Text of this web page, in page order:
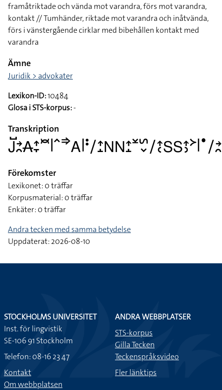
framåtriktade och vända mot varandra, förs mot varandra,
kontakt // Tumhänder, riktade mot varandra och inåtvända,
förs i vänstergående cirklar med bibehållen kontakt med
varandra
Ämne
Juridik > advokater
Lexikon-ID:10484
Glosa i STS-korpus:-
Transkription
Förekomster
Lexikonet: 0 träffar
Korpusmaterial: 0 träffar
Enkäter: 0 träffar
Andra tecken med samma betydelse
Uppdaterat: 2026-08-10
STOCKHOLMS UNIVERSITET
Inst. för lingvistik
SE-106 91 Stockholm
Telefon: 08-16 23 47
Kontakt
Om webbplatsen
ANDRA WEBBPLATSER
STS-korpus
Gilla Tecken
Teckenspråksvideo
Fler länktips